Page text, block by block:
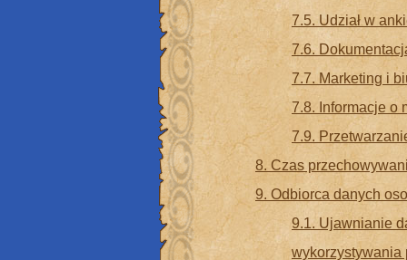
7.5. Udział w
7.6.
7.7. Marketing i
7.8. Informacje o
7.9.
8. Czas
9. Odbiorca danych
9.1. Ujawnianie
wykorzystywania